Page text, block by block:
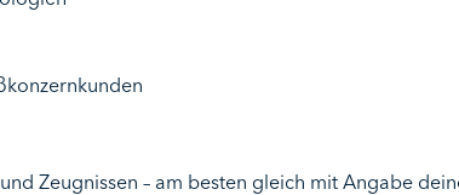
Zeugnissen – am besten gleich mit Angabe